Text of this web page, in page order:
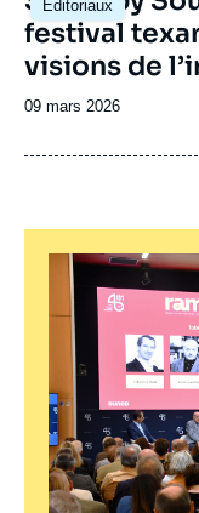
Éditoriaux
principale
festival
visions de
Date
publication
09 mars 2026